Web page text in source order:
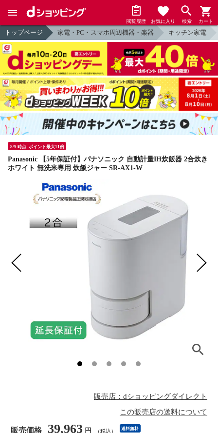
閲覧履歴 お気に入り 検索 カート
トップページ 家電・PC・スマホ周辺機器・楽器 キッチン家電
8/9 時点_ポイント最大11倍
Panasonic 【5年保証付】パナソニック 自動計量IH炊飯器 2合炊き
ホワイト 無洗米専用 炊飯ジャー SR-AX1-W
販売店：dショッピングダイレクト
この販売店の送料について
販売価格 39,963 円 （税込） 送料無料